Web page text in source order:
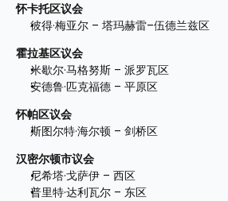
怀卡托区议会
彼得·梅亚尔 – 塔玛赫雷–伍德兰兹区
霍拉基区议会
米歇尔·马格努斯 – 派罗瓦区
安德鲁·匹克福德 – 平原区
怀帕区议会
斯图尔特·海尔顿 – 剑桥区
汉密尔顿市议会
尼希塔·戈萨伊 – 西区
普里特·达利瓦尔 – 东区